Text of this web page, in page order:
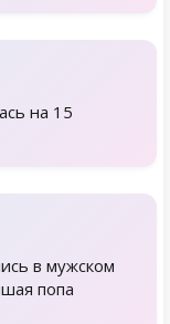
на 15
в мужском
попа